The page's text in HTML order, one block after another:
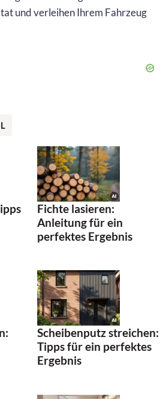
und verleihen Ihrem Fahrzeug
Fichte lasieren:
Anleitung für ein
perfektes Ergebnis
Scheibenputz streichen:
Tipps für ein perfektes
Ergebnis